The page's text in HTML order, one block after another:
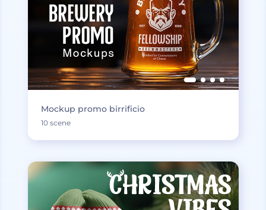
Mockup promo birrificio
10 scene